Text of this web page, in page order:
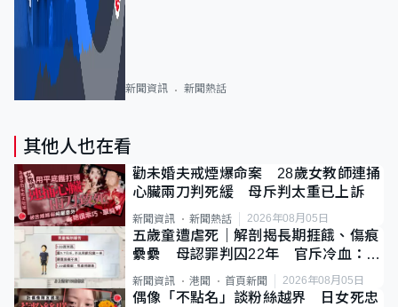
新聞資訊 新聞熱話
其他人也在看
勸未婚夫戒煙爆命案 28歲女教師連捅
心臟兩刀判死緩 母斥判太重已上訴
新聞資訊 新聞熱話 2026年08月05日
五歲童遭虐死｜解剖揭長期捱餓、傷痕
纍纍 母認罪判囚22年 官斥冷血：同
類案最惡劣
新聞資訊 港聞 首頁新聞 2026年08月05日
偶像「不點名」談粉絲越界 日女死忠